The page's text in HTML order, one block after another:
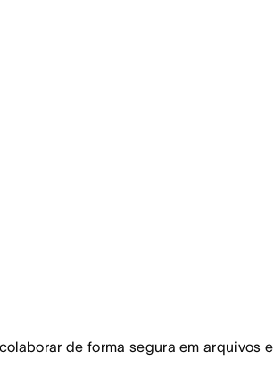
de forma segura em arquivos